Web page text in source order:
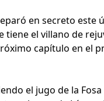
en secreto este
tiene el villano de
capítulo en el
el jugo de la